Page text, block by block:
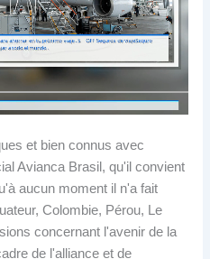
et bien connus avec
Avianca Brasil, qu'il convient
aucun moment il n'a fait
Colombie, Pérou, Le
concernant l'avenir de la
de l'alliance et de